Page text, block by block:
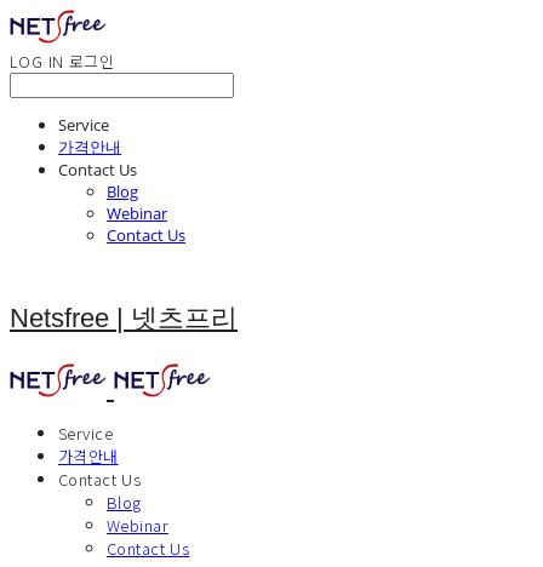
LOG IN 로그인
Service
가격안내
Contact Us
Blog
Webinar
Contact Us
Netsfree | 넷츠프리
Service
가격안내
Contact Us
Blog
Webinar
Contact Us